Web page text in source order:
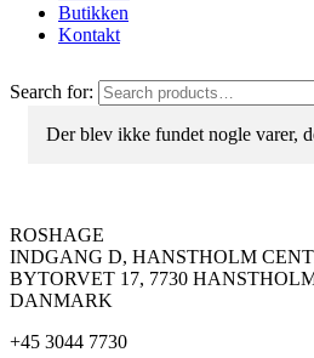
Butikken
Kontakt
Search for:
Der blev ikke fundet nogle varer,
ROSHAGE
INDGANG D, HANSTHOLM
BYTORVET 17, 7730
DANMARK
+45 3044 7730